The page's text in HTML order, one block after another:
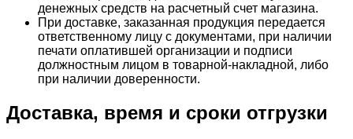
денежных средств на расчетный счет магазина.
При доставке, заказанная продукция передается
ответственному лицу с документами, при наличии
печати оплатившей организации и подписи
должностным лицом в товарной-накладной, либо
при наличии доверенности.
Доставка, время и сроки отгрузки